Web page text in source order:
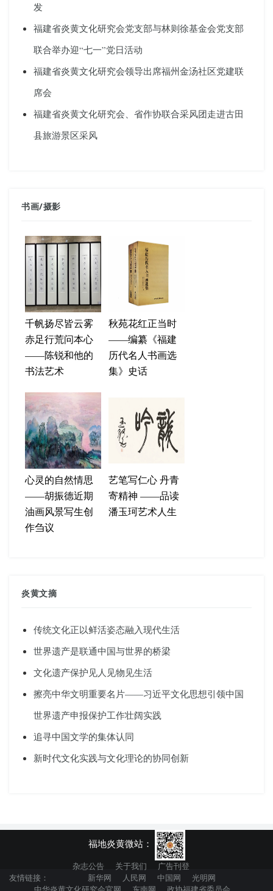
发
福建省炎黄文化研究会党支部与林则徐基金会党支部
联合举办迎“七一”党日活动
福建省炎黄文化研究会领导出席福州金汤社区党建联
席会
福建省炎黄文化研究会、省作协联合采风团走进古田
县旅游景区采风
书画/摄影
千帆扬尽皆云雾
赤足行荒问本心
——陈锐和他的
书法艺术
秋苑花红正当时
——编纂《福建
历代名人书画选
集》史话
心灵的自然情思
——胡振德近期
油画风景写生创
作刍议
艺笔写仁心 丹青
寄精神 ——品读
潘玉珂艺术人生
炎黄文摘
传统文化正以鲜活姿态融入现代生活
世界遗产是联通中国与世界的桥梁
文化遗产保护见人见物见生活
擦亮中华文明重要名片——习近平文化思想引领中国
世界遗产申报保护工作壮阔实践
追寻中国文学的集体认同
新时代文化实践与文化理论的协同创新
福地炎黄微站：
杂志公告 关于我们
广告刊登
友情链接：
新华网 人民网 中国网
光明网